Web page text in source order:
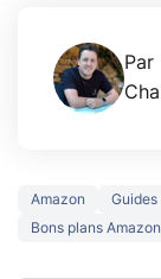
Par
Amazon
Bons plans Amazon